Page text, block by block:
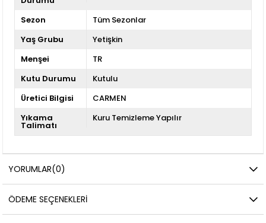
Sezon
Tüm Sezonlar
Yaş Grubu
Yetişkin
Menşei
TR
Kutu Durumu
Kutulu
Üretici Bilgisi
CARMEN
Yıkama
Talimatı
Kuru Temizleme Yapılır
YORUMLAR(0)
ÖDEME SEÇENEKLERI